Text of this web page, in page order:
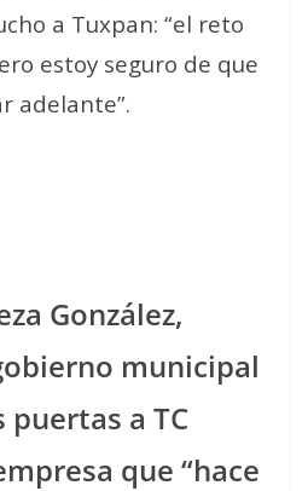
a Tuxpan: “el reto
estoy seguro de que
adelante”.
González,
municipal
a TC
que “hace